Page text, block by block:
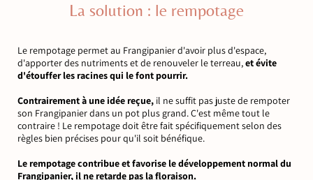
La solution : le rempotage
Le rempotage permet au Frangipanier d'avoir plus d'espace,
d'apporter des nutriments et de renouveler le terreau,et évite
d'étouffer les racines qui le font pourrir.
Contrairement à une idée reçue, il ne suffit pas juste de rempoter
son Frangipanier dans un pot plus grand. C'est même tout le
contraire ! Le rempotage doit être fait spécifiquement selon des
règles bien précises pour qu'il soit bénéfique.
Le rempotage contribue et favorise le développement normal du
Frangipanier, il ne retarde pas la floraison.